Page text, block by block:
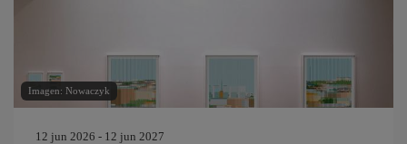
Imagen: Nowaczyk
12 jun 2026 - 12 jun 2027